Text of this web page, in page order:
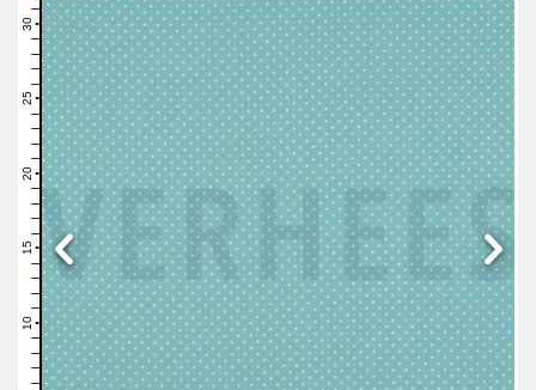
10
11
13
14
15
16
17
18
19
20
21
22
23
24
25
26
27
28
29
30